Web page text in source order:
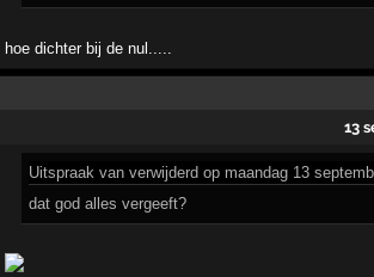
hoe dichter bij de nul.....
13
Uitspraak van verwijderd op maandag 13
dat god alles vergeeft?